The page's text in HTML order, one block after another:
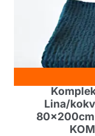
Lina/
80x200cm